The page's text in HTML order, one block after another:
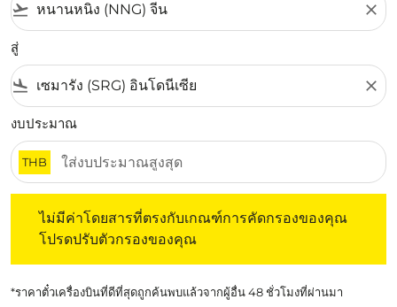
flight_takeoff close
สู่
flight_land close
งบประมาณ
THB
ไม่มีค่าโดยสารที่ตรงกับเกณฑ์การคัดกรองของคุณ
โปรดปรับตัวกรองของคุณ
*ราคาตั๋วเครื่องบินที่ดีที่สุดถูกค้นพบแล้วจากผู้อื่น 48 ชั่วโมงที่ผ่านมา